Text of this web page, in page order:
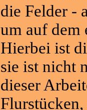
die Felder -
um auf dem
Hierbei ist
sie ist nicht
dieser